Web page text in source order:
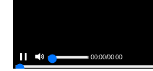
00:00/00:00